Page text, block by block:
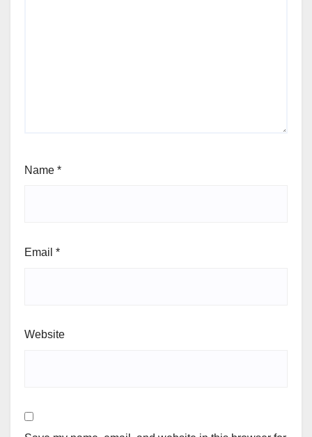
Name *
Email *
Website